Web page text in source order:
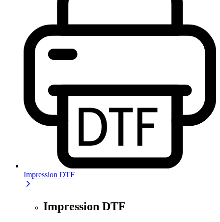
Impression DTF
Impression DTF